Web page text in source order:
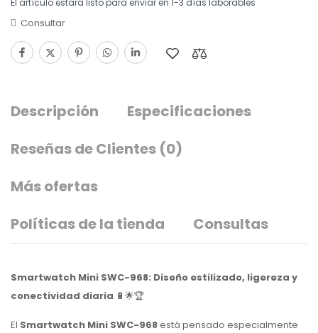
El artículo estará listo para enviar en 1-3 días laborables
Consultar
Descripción
Especificaciones
Reseñas de Clientes (0)
Más ofertas
Políticas de la tienda
Consultas
Smartwatch Mini SWC-968: Diseño estilizado, ligereza y
conectividad diaria 🔋🌟🏆
El Smartwatch Mini SWC-968está pensado especialmente